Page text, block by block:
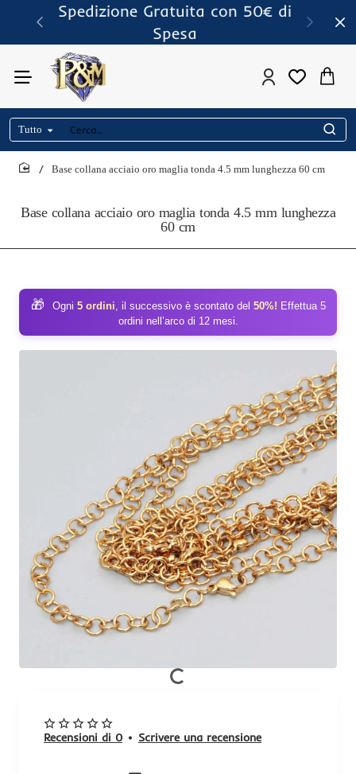
Spedizione Gratuita con 50€ di
Spesa
Tutto
Cerca..
Base collana acciaio oro maglia tonda 4.5 mm lunghezza
60 cm
Base collana acciaio oro maglia tonda 4.5 mm lunghezza 60 cm
🎁 Ogni 5 ordini, il successivo è scontato del 50%! Effettua 5
ordini nell’arco di 12 mesi.
Recensioni di 0 • Scrivere una recensione